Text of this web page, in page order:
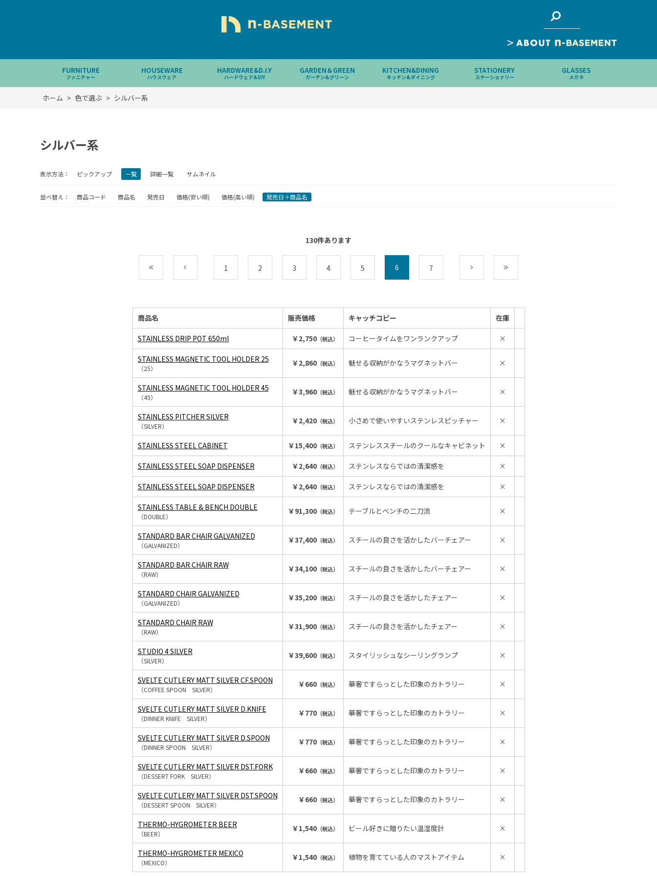
>
FURNITURE
ファニチャー
HOUSEWARE
ハウスウェア
HARDWARE&D.I.Y
ハードウェア&DIY
GARDEN＆GREEN
ガーデン&グリーン
KITCHEN&DINING
キッチン&ダイニング
STATIONERY
ステーショナリー
GLASSES
メガネ
ホーム > 色で選ぶ > シルバー系
シルバー系
表示方法： ピックアップ 一覧 詳細一覧 サムネイル
並べ替え： 商品コード 商品名 発売日 価格(安い順) 価格(高い順) 発売日＋商品名
130件あります
1 2 3 4 5 6 7
商品名 販売価格 キャッチコピー 在庫
STAINLESS DRIP POT 650ml ￥2,750（税込） コーヒータイムをワンランクアップ ×
STAINLESS MAGNETIC TOOL HOLDER 25
（25）
￥2,860（税込） 魅せる収納がかなうマグネットバー ×
STAINLESS MAGNETIC TOOL HOLDER 45
（45）
￥3,960（税込） 魅せる収納がかなうマグネットバー ×
STAINLESS PITCHER SILVER
（SILVER）
￥2,420（税込） 小さめで使いやすいステンレスピッチャー ×
STAINLESS STEEL CABINET ￥15,400（税込） ステンレススチールのクールなキャビネット ×
STAINLESS STEEL SOAP DISPENSER ￥2,640（税込） ステンレスならではの清潔感を ×
STAINLESS STEEL SOAP DISPENSER ￥2,640（税込） ステンレスならではの清潔感を ×
STAINLESS TABLE & BENCH DOUBLE
（DOUBLE）
￥91,300（税込） テーブルとベンチの二刀流 ×
STANDARD BAR CHAIR GALVANIZED
（GALVANIZED）
￥37,400（税込） スチールの良さを活かしたバーチェアー ×
STANDARD BAR CHAIR RAW
（RAW）
￥34,100（税込） スチールの良さを活かしたバーチェアー ×
STANDARD CHAIR GALVANIZED
（GALVANIZED）
￥35,200（税込） スチールの良さを活かしたチェアー ×
STANDARD CHAIR RAW
（RAW）
￥31,900（税込） スチールの良さを活かしたチェアー ×
STUDIO 4 SILVER
（SILVER）
￥39,600（税込） スタイリッシュなシーリングランプ ×
SVELTE CUTLERY MATT SILVER CF.SPOON
（COFFEE SPOON SILVER）
￥660（税込） 華奢ですらっとした印象のカトラリー ×
SVELTE CUTLERY MATT SILVER D.KNIFE
（DINNER KNIFE SILVER）
￥770（税込） 華奢ですらっとした印象のカトラリー ×
SVELTE CUTLERY MATT SILVER D.SPOON
（DINNER SPOON SILVER）
￥770（税込） 華奢ですらっとした印象のカトラリー ×
SVELTE CUTLERY MATT SILVER DST.FORK
（DESSERT FORK SILVER）
￥660（税込） 華奢ですらっとした印象のカトラリー ×
SVELTE CUTLERY MATT SILVER DST.SPOON
（DESSERT SPOON SILVER）
￥660（税込） 華奢ですらっとした印象のカトラリー ×
THERMO-HYGROMETER BEER
（BEER）
￥1,540（税込） ビール好きに贈りたい温湿度計 ×
THERMO-HYGROMETER MEXICO
（MEXICO）
￥1,540（税込） 植物を育てている人のマストアイテム ×